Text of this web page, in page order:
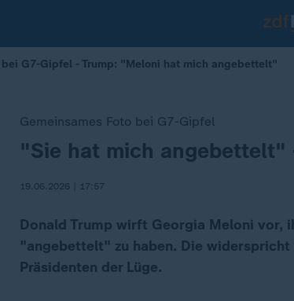
bei G7-Gipfel - Trump: "Meloni hat mich angebettelt"
Gemeinsames Foto bei G7-Gipfel
:"Sie hat mich angebettelt"
19.06.2026 | 17:57
Donald Trump wirft Georgia Meloni vor,
"angebettelt" zu haben. Die
Präsidenten der Lüge.